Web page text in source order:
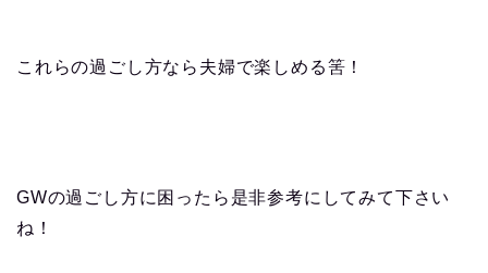
これらの過ごし方なら夫婦で楽しめる筈！
GWの過ごし方に困ったら是非参考にしてみて下さい
ね！